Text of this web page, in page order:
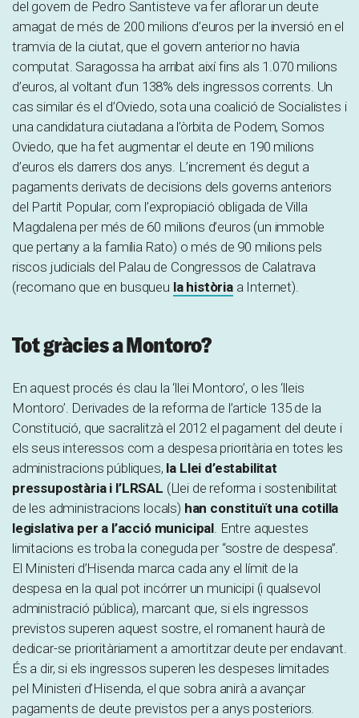
del govern de Pedro Santisteve va fer aflorar un deute
amagat de més de 200 milions d’euros per la inversió en el
tramvia de la ciutat, que el govern anterior no havia
computat. Saragossa ha arribat així fins als 1.070 milions
d’euros, al voltant d’un 138% dels ingressos corrents. Un
cas similar és el d’Oviedo, sota una coalició de Socialistes i
una candidatura ciutadana a l’òrbita de Podem, Somos
Oviedo, que ha fet augmentar el deute en 190 milions
d’euros els darrers dos anys. L’increment és degut a
pagaments derivats de decisions dels governs anteriors
del Partit Popular, com l’expropiació obligada de Villa
Magdalena per més de 60 milions d’euros (un immoble
que pertany a la família Rato) o més de 90 milions pels
riscos judicials del Palau de Congressos de Calatrava
(recomano que en busqueu la històriaa Internet).
Tot gràcies a Montoro?
En aquest procés és clau la ‘llei Montoro’, o les ‘lleis
Montoro’. Derivades de la reforma de l’article 135 de la
Constitució, que sacralitzà el 2012 el pagament del deute i
els seus interessos com a despesa prioritària en totes les
administracions públiques, la Llei d’estabilitat
pressupostària i l’LRSAL (Llei de reforma i sostenibilitat
de les administracions locals) han constituït una cotilla
legislativa per a l’acció municipal. Entre aquestes
limitacions es troba la coneguda per “sostre de despesa”.
El Ministeri d’Hisenda marca cada any el límit de la
despesa en la qual pot incórrer un municipi (i qualsevol
administració pública), marcant que, si els ingressos
previstos superen aquest sostre, el romanent haurà de
dedicar-se prioritàriament a amortitzar deute per endavant.
És a dir, si els ingressos superen les despeses limitades
pel Ministeri d’Hisenda, el que sobra anirà a avançar
pagaments de deute previstos per a anys posteriors.